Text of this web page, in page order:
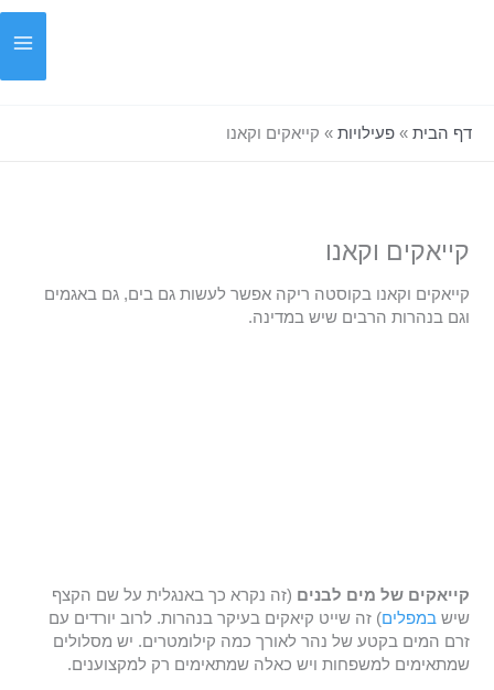
דף הבית » פעילויות » קייאקים וקאנו
קייאקים וקאנו
קייאקים וקאנו בקוסטה ריקה אפשר לעשות גם בים, גם באגמים
וגם בנהרות הרבים שיש במדינה.
קייאקים של מים לבנים (זה נקרא כך באנגלית על שם הקצף
שישבמפלים) זה שייט קיאקים בעיקר בנהרות. לרוב יורדים עם
זרם המים בקטע של נהר לאורך כמה קילומטרים. יש מסלולים
שמתאימים למשפחות ויש כאלה שמתאימים רק למקצוענים.